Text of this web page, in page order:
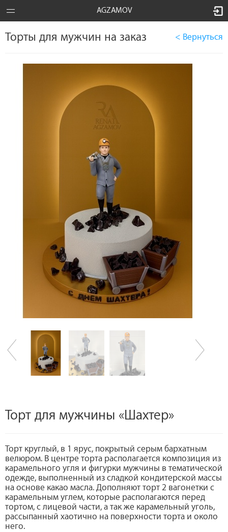
AGZAMOV
Торты для мужчин на заказ < Вернуться
Торт для мужчины «Шахтер»
Торт круглый, в 1 ярус, покрытый серым бархатным
велюром. В центре торта располагается композиция из
карамельного угля и фигурки мужчины в тематической
одежде, выполненный из сладкой кондитерской массы
на основе какао масла. Дополняют торт 2 вагонетки с
карамельным углем, которые располагаются перед
тортом, с лицевой части, а так же карамельный уголь,
рассыпанный хаотично на поверхности торта и около
него.